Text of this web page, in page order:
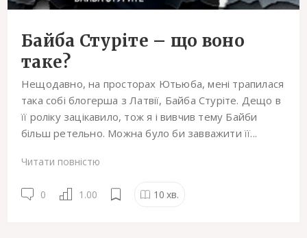
Байба Стуріте – що воно
таке?
Нещодавно, на просторах Ютьюба, мені трапилася
така собі блогерша з Латвії, Байба Стуріте. Дещо в
її роліку зацікавило, тож я і вивчив тему Байби
більш ретельно. Можна було би завважити її...
Читати повністю
0 1.00 10 хв.